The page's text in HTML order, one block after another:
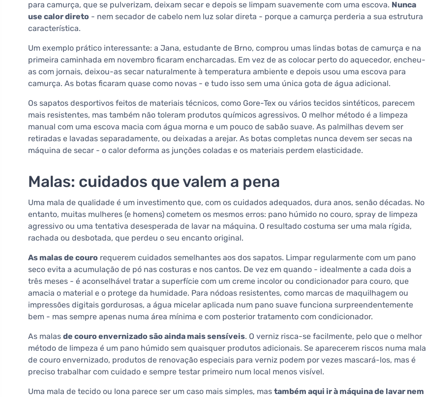
para camurça, que se pulverizam, deixam secar e depois se limpam suavemente com uma escova. Nunca
use calor direto - nem secador de cabelo nem luz solar direta - porque a camurça perderia a sua estrutura
característica.
Um exemplo prático interessante: a Jana, estudante de Brno, comprou umas lindas botas de camurça e na
primeira caminhada em novembro ficaram encharcadas. Em vez de as colocar perto do aquecedor, encheu-
as com jornais, deixou-as secar naturalmente à temperatura ambiente e depois usou uma escova para
camurça. As botas ficaram quase como novas - e tudo isso sem uma única gota de água adicional.
Os sapatos desportivos feitos de materiais técnicos, como Gore-Tex ou vários tecidos sintéticos, parecem
mais resistentes, mas também não toleram produtos químicos agressivos. O melhor método é a limpeza
manual com uma escova macia com água morna e um pouco de sabão suave. As palmilhas devem ser
retiradas e lavadas separadamente, ou deixadas a arejar. As botas completas nunca devem ser secas na
máquina de secar - o calor deforma as junções coladas e os materiais perdem elasticidade.
Malas: cuidados que valem a pena
Uma mala de qualidade é um investimento que, com os cuidados adequados, dura anos, senão décadas. No
entanto, muitas mulheres (e homens) cometem os mesmos erros: pano húmido no couro, spray de limpeza
agressivo ou uma tentativa desesperada de lavar na máquina. O resultado costuma ser uma mala rígida,
rachada ou desbotada, que perdeu o seu encanto original.
As malas de couro requerem cuidados semelhantes aos dos sapatos. Limpar regularmente com um pano
seco evita a acumulação de pó nas costuras e nos cantos. De vez em quando - idealmente a cada dois a
três meses - é aconselhável tratar a superfície com um creme incolor ou condicionador para couro, que
amacia o material e o protege da humidade. Para nódoas resistentes, como marcas de maquilhagem ou
impressões digitais gordurosas, a água micelar aplicada num pano suave funciona surpreendentemente
bem - mas sempre apenas numa área mínima e com posterior tratamento com condicionador.
As malas de couro envernizado são ainda mais sensíveis. O verniz risca-se facilmente, pelo que o melhor
método de limpeza é um pano húmido sem quaisquer produtos adicionais. Se aparecerem riscos numa mala
de couro envernizado, produtos de renovação especiais para verniz podem por vezes mascará-los, mas é
preciso trabalhar com cuidado e sempre testar primeiro num local menos visível.
Uma mala de tecido ou lona parece ser um caso mais simples, mas também aqui ir à máquina de lavar nem